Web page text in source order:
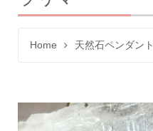
Home 天然石ペンダント